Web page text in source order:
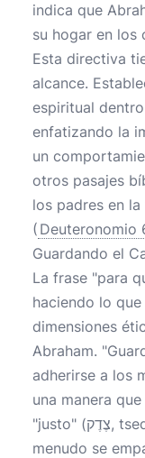
indica que
su hogar en los
Esta directiva
alcance.
espiritual
enfatizando la
un
otros pasajes
los padres en
( Deuteronomio
Guardando el
La frase "para
haciendo lo
dimensiones
Abraham.
adherirse a los
una manera
"justo" (צֶדֶק, tsedeq) y "recto" (מִשְׁפָּט, mishpat) a
menudo se